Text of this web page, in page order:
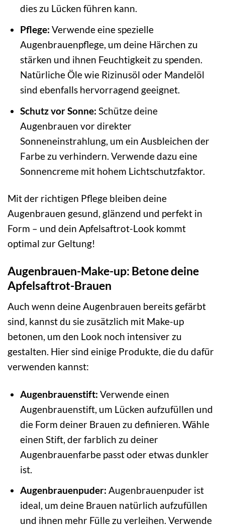
dies zu Lücken führen kann.
Pflege: Verwende eine spezielle
Augenbrauenpflege, um deine Härchen zu
stärken und ihnen Feuchtigkeit zu spenden.
Natürliche Öle wie Rizinusöl oder Mandelöl
sind ebenfalls hervorragend geeignet.
Schutz vor Sonne: Schütze deine
Augenbrauen vor direkter
Sonneneinstrahlung, um ein Ausbleichen der
Farbe zu verhindern. Verwende dazu eine
Sonnencreme mit hohem Lichtschutzfaktor.
Mit der richtigen Pflege bleiben deine
Augenbrauen gesund, glänzend und perfekt in
Form – und dein Apfelsaftrot-Look kommt
optimal zur Geltung!
Augenbrauen-Make-up: Betone deine
Apfelsaftrot-Brauen
Auch wenn deine Augenbrauen bereits gefärbt
sind, kannst du sie zusätzlich mit Make-up
betonen, um den Look noch intensiver zu
gestalten. Hier sind einige Produkte, die du dafür
verwenden kannst:
Augenbrauenstift: Verwende einen
Augenbrauenstift, um Lücken aufzufüllen und
die Form deiner Brauen zu definieren. Wähle
einen Stift, der farblich zu deiner
Augenbrauenfarbe passt oder etwas dunkler
ist.
Augenbrauenpuder: Augenbrauenpuder ist
ideal, um deine Brauen natürlich aufzufüllen
und ihnen mehr Fülle zu verleihen. Verwende